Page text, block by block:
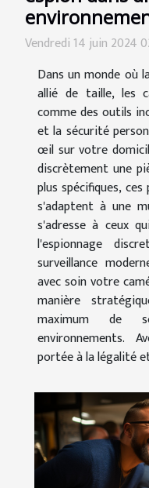
Vendredi 14 juin 2024
Dans un monde où
allié de taille, les
comme des outils
et la sécurité
œil sur votre
discrètement une
plus spécifiques,
s'adaptent à une
s'adresse à ceux
l'espionnage
surveillance
avec soin votre
manière
maximum de
environnements.
portée à la légalité